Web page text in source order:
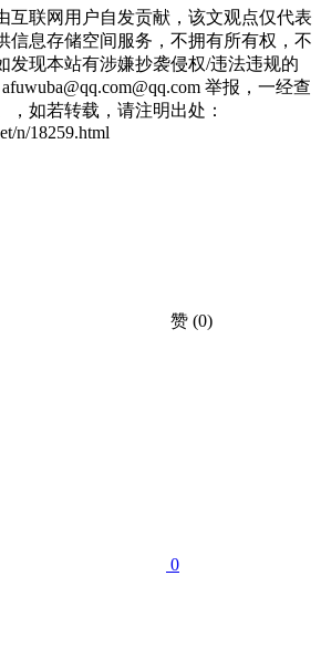
互联网用户自发贡献，该文观点仅代表
信息存储空间服务，不拥有所有权，不
发现本站有涉嫌抄袭侵权/违法违规的
举报，一经查
，如若转载，请注明出处：
n/18259.html
赞 (0)
0